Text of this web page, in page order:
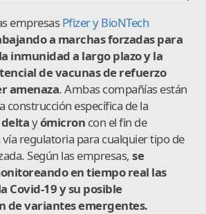
empresasPfizer y BioNTech
a marchas forzadas para
inmunidad a largo plazo y la
de vacunas de refuerzo
amenaza. Ambas compañías están
construcción específica de la
deltayómicron con el fin de
regulatoria para cualquier tipo de
Según las empresas, se
en tiempo real las
Covid-19 y su posible
de variantes emergentes.